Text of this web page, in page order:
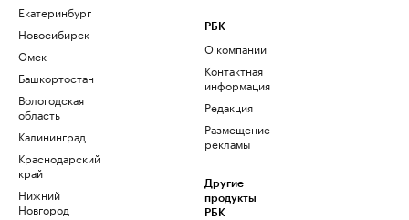
Екатеринбург
Новосибирск
Омск
Башкортостан
Вологодская
область
Калининград
Краснодарский
край
Нижний
Новгород
РБК
О компании
Контактная
информация
Редакция
Размещение
рекламы
Другие
продукты
РБК